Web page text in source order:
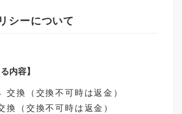
シーについて
内容】
交換（交換不可時は返金）
換（交換不可時は返金）